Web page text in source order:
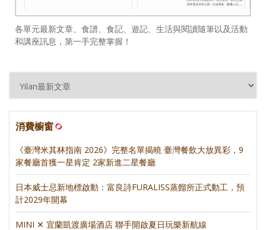
各單元最新文章、食譜、食記、遊記、生活與閱讀隨筆以及活動
和講座訊息，第一手完整掌握！
消費櫥窗
《臺灣米其林指南 2026》完整名單揭曉 臺灣餐飲大放異彩，9
家餐廳首獲一星肯定 2家新進二星餐廳
日本威士忌新地標啟動：富良詩FURALISS蒸餾所正式動工，預
計2029年開幕
MINI ✕ 宜蘭凱渡廣場酒店 聯手開啟夏日玩樂新航線